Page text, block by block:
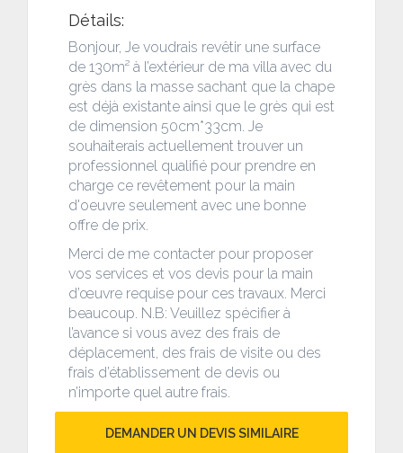
Détails:
Bonjour, Je voudrais revêtir une surface
de 130m² à l’extérieur de ma villa avec du
grès dans la masse sachant que la chape
est déjà existante ainsi que le grès qui est
de dimension 50cm*33cm. Je
souhaiterais actuellement trouver un
professionnel qualifié pour prendre en
charge ce revêtement pour la main
d'oeuvre seulement avec une bonne
offre de prix.
Merci de me contacter pour proposer
vos services et vos devis pour la main
d’œuvre requise pour ces travaux. Merci
beaucoup. N.B: Veuillez spécifier à
l’avance si vous avez des frais de
déplacement, des frais de visite ou des
frais d’établissement de devis ou
n’importe quel autre frais.
DEMANDER UN DEVIS SIMILAIRE